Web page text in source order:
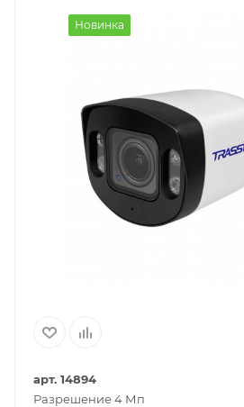
Новинка
арт. 14894
Разрешение 4 Мп